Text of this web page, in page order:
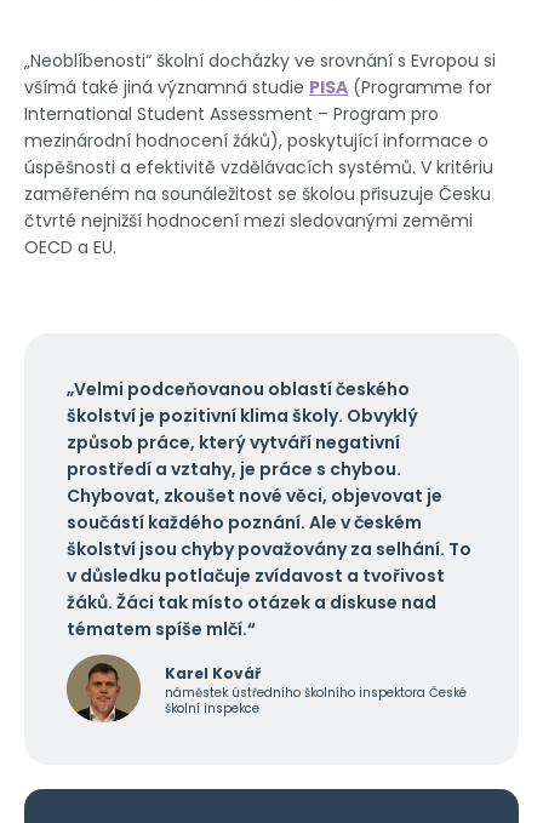
„Neoblíbenosti“ školní docházky ve srovnání s Evropou si
všímá také jiná významná studie PISA (Programme for
International Student Assessment – Program pro
mezinárodní hodnocení žáků), poskytující informace o
úspěšnosti a efektivitě vzdělávacích systémů. V kritériu
zaměřeném na sounáležitost se školou přisuzuje Česku
čtvrté nejnižší hodnocení mezi sledovanými zeměmi
OECD a EU.
„Velmi podceňovanou oblastí českého
školství je pozitivní klima školy. Obvyklý
způsob práce, který vytváří negativní
prostředí a vztahy, je práce s chybou.
Chybovat, zkoušet nové věci, objevovat je
součástí každého poznání. Ale v českém
školství jsou chyby považovány za selhání. To
v důsledku potlačuje zvídavost a tvořivost
žáků. Žáci tak místo otázek a diskuse nad
tématem spíše mlčí.“
Karel Kovář
náměstek ústředního školního inspektora České
školní inspekce